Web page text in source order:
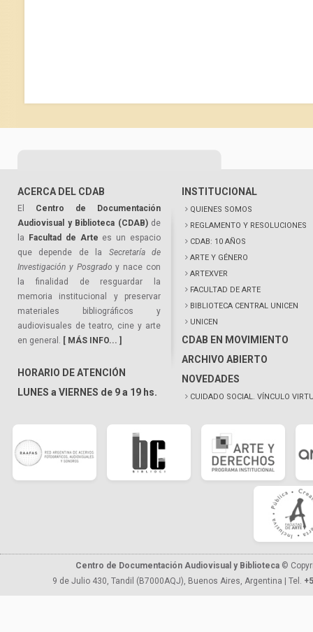
ACERCA DEL CDAB
El Centro de Documentación
Audiovisual y Biblioteca (CDAB)de
la
Facultad de Arte es un espacio
que depende de la Secretaría de
Investigación y Posgrado y nace con
la finalidad de resguardar la
memoria institucional y preservar
materiales bibliográficos y
audiovisuales de teatro, cine y arte
en general. [ MÁS INFO... ]
HORARIO DE ATENCIÓN
LUNES a VIERNES de 9 a 19 hs.
INSTITUCIONAL
QUIENES SOMOS
REGLAMENTO Y RESOLUCIONES
CDAB: 10 AÑOS
ARTE Y GÉNERO
ARTEXVER
FACULTAD DE ARTE
BIBLIOTECA CENTRAL UNICEN
UNICEN
CDAB EN MOVIMIENTO
ARCHIVO ABIERTO
NOVEDADES
CUIDADO SOCIAL. VÍNCULO
Centro de Documentación Audiovisual y Biblioteca ©
9 de Julio 430, Tandil (B7000AQJ), Buenos Aires, Argentina | Tel.